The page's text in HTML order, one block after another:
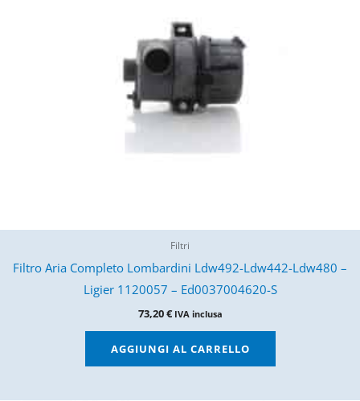
Filtri
Filtro Aria Completo Lombardini Ldw492-Ldw442-Ldw480 –
Ligier 1120057 – Ed0037004620-S
73,20€ IVA inclusa
AGGIUNGI AL CARRELLO